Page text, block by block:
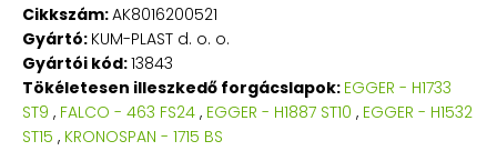
Cikkszám:AK8016200521
Gyártó: KUM-PLAST d. o. o.
Gyártói kód:13843
Tökéletesen illeszkedő forgácslapok: EGGER - H1733
ST9 , FALCO - 463 FS24 , EGGER - H1887 ST10 , EGGER - H1532
ST15 , KRONOSPAN - 1715 BS